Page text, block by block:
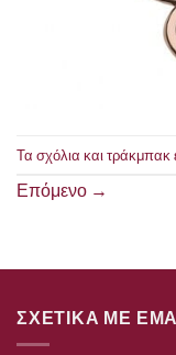
Τα σχόλια και τράκμπακ
Επόμενο →
ΣΧΕΤΙΚΑ ΜΕ